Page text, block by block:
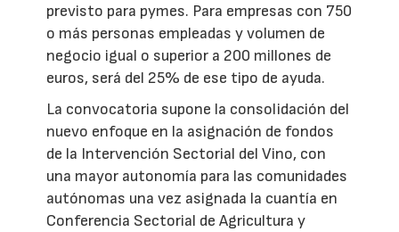
previsto para pymes. Para empresas con 750
o más personas empleadas y volumen de
negocio igual o superior a 200 millones de
euros, será del 25% de ese tipo de ayuda.
La convocatoria supone la consolidación del
nuevo enfoque en la asignación de fondos
de la Intervención Sectorial del Vino, con
una mayor autonomía para las comunidades
autónomas una vez asignada la cuantía en
Conferencia Sectorial de Agricultura y